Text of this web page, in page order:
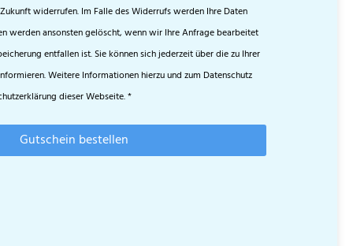
widerrufen. Im Falle des Widerrufs werden Ihre Daten
werden ansonsten gelöscht, wenn wir Ihre Anfrage bearbeitet
entfallen ist. Sie können sich jederzeit über die zu Ihrer
Weitere Informationen hierzu und zum Datenschutz
dieser Webseite. *
Gutschein bestellen